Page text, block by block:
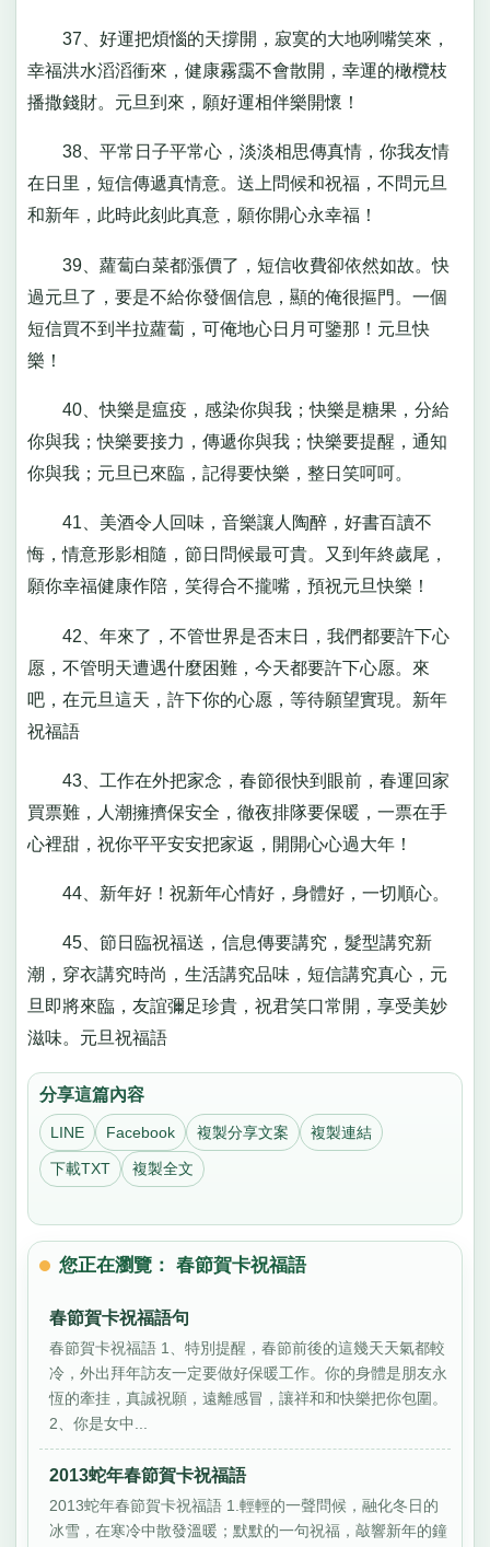
37、好運把煩惱的天撐開，寂寞的大地咧嘴笑來，
幸福洪水滔滔衝來，健康霧靄不會散開，幸運的橄欖枝
播撒錢財。元旦到來，願好運相伴樂開懷！
38、平常日子平常心，淡淡相思傳真情，你我友情
在日里，短信傳遞真情意。送上問候和祝福，不問元旦
和新年，此時此刻此真意，願你開心永幸福！
39、蘿蔔白菜都漲價了，短信收費卻依然如故。快
過元旦了，要是不給你發個信息，顯的俺很摳門。一個
短信買不到半拉蘿蔔，可俺地心日月可鑒那！元旦快
樂！
40、快樂是瘟疫，感染你與我；快樂是糖果，分給
你與我；快樂要接力，傳遞你與我；快樂要提醒，通知
你與我；元旦已來臨，記得要快樂，整日笑呵呵。
41、美酒令人回味，音樂讓人陶醉，好書百讀不
悔，情意形影相隨，節日問候最可貴。又到年終歲尾，
願你幸福健康作陪，笑得合不攏嘴，預祝元旦快樂！
42、年來了，不管世界是否末日，我們都要許下心
愿，不管明天遭遇什麼困難，今天都要許下心愿。來
吧，在元旦這天，許下你的心愿，等待願望實現。新年
祝福語
43、工作在外把家念，春節很快到眼前，春運回家
買票難，人潮擁擠保安全，徹夜排隊要保暖，一票在手
心裡甜，祝你平平安安把家返，開開心心過大年！
44、新年好！祝新年心情好，身體好，一切順心。
45、節日臨祝福送，信息傳要講究，髮型講究新
潮，穿衣講究時尚，生活講究品味，短信講究真心，元
旦即將來臨，友誼彌足珍貴，祝君笑口常開，享受美妙
滋味。元旦祝福語
分享這篇內容
LINE Facebook 複製分享文案 複製連結
下載TXT 複製全文
您正在瀏覽： 春節賀卡祝福語
春節賀卡祝福語句
春節賀卡祝福語 1、特別提醒，春節前後的這幾天天氣都較
冷，外出拜年訪友一定要做好保暖工作。你的身體是朋友永
恆的牽挂，真誠祝願，遠離感冒，讓祥和和快樂把你包圍。
2、你是女中...
2013蛇年春節賀卡祝福語
2013蛇年春節賀卡祝福語 1.輕輕的一聲問候，融化冬日的
冰雪，在寒冷中散發溫暖；默默的一句祝福，敲響新年的鐘